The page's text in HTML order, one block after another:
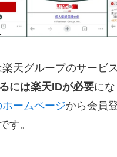
天グループのサービ
には楽天IDが必要にな
ームページから会員
す。